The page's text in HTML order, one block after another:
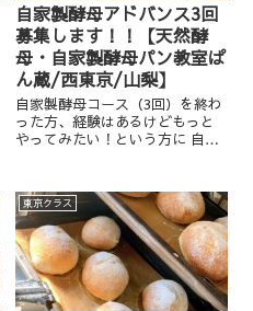
自家製酵母アドバンス3回
募集します！！【天然酵
母・自家製酵母パン教室ぱ
ん蔵/西東京/山梨】
自家製酵母コース（3回）を終わ
った方、経験はあるけどもっと
やってみたい！という方に 自家
るのは来年2020年からになりま
すが、今回はプレビュー開催と
いうことで 今回の募集...
東京クラス